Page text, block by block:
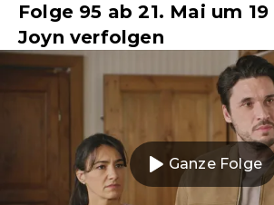
Folge 95 ab 21. Mai um
Joyn verfolgen
Ganze Folge